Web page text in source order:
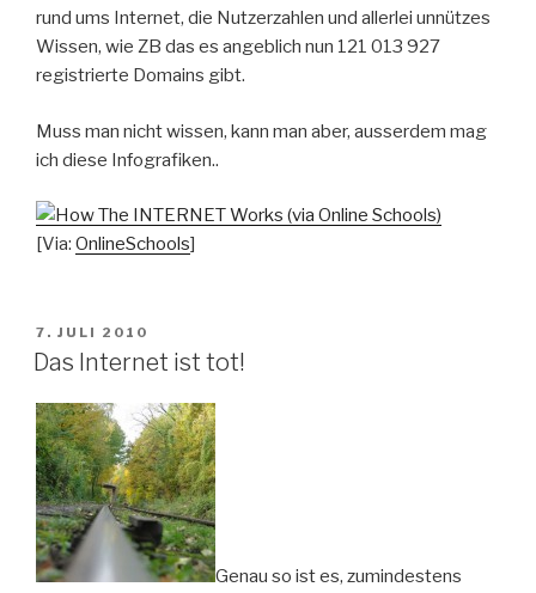
rund ums Internet, die Nutzerzahlen und allerlei unnützes
Wissen, wie ZB das es angeblich nun 121 013 927
registrierte Domains gibt.
Muss man nicht wissen, kann man aber, ausserdem mag
ich diese Infografiken..
[Via: OnlineSchools]
VERÖFFENTLICHT
AM
7. JULI 2010
Das Internet ist tot!
Genau so ist es, zumindestens